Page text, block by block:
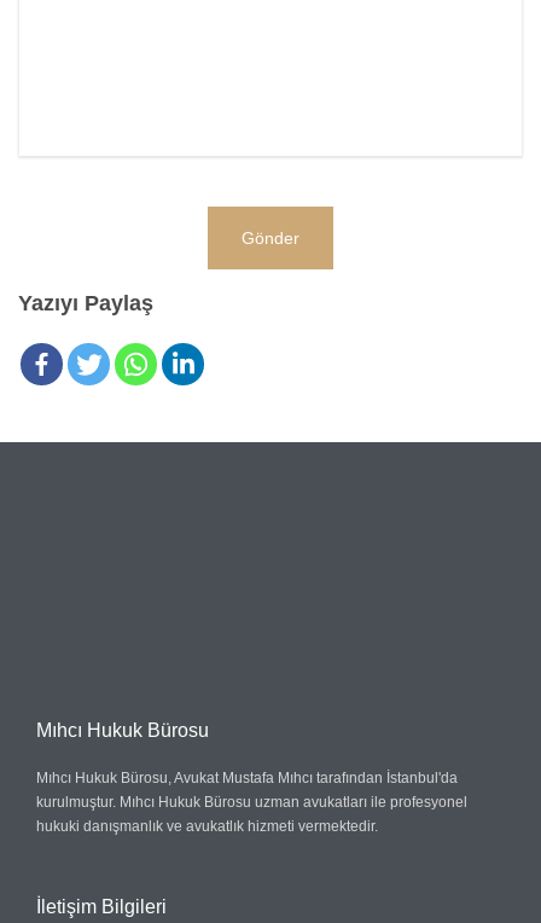
Yazıyı Paylaş
Mıhcı Hukuk Bürosu
Mıhcı Hukuk Bürosu, Avukat Mustafa Mıhcı tarafından İstanbul'da
kurulmuştur. Mıhcı Hukuk Bürosu uzman avukatları ile profesyonel
hukuki danışmanlık ve avukatlık hizmeti vermektedir.
İletişim Bilgileri